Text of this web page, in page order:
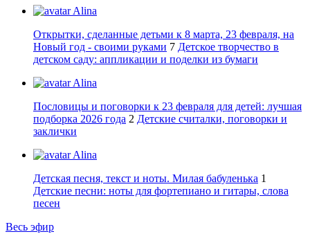
Alina
Открытки, сделанные детьми к 8 марта, 23 февраля, на
Новый год - своими руками 7 Детское творчество в
детском саду: аппликации и поделки из бумаги
Alina
Пословицы и поговорки к 23 февраля для детей: лучшая
подборка 2026 года 2 Детские считалки, поговорки и
заклички
Alina
Детская песня, текст и ноты. Милая бабуленька 1
Детские песни: ноты для фортепиано и гитары, слова
песен
Весь эфир